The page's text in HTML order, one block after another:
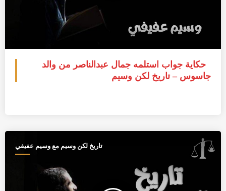
حكاية جواب استلمه جمال عبدالناصر من والد
جاسوس – تاريخ لكن وسيم
تاريخ لكن وسيم مع وسيم عفيفي